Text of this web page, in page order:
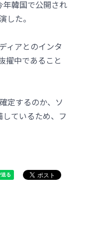
年韓国で公開され
た。
ィアとのインタ
擢中であること
定するのか、ソ
ているため、フ